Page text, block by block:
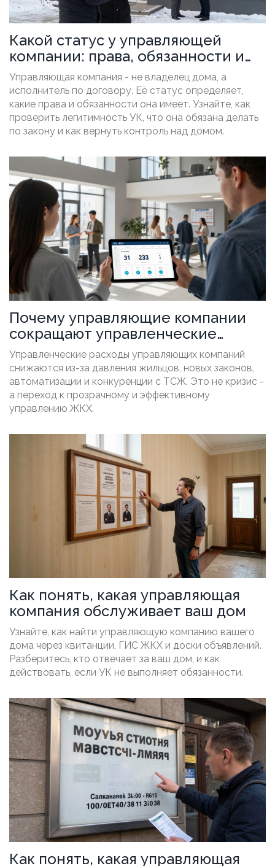
Какой статус у управляющей
компании: права, обязанности и
законодательная основа
Управляющая компания - не владелец дома, а
исполнитель по договору. Её статус определяет,
какие права и обязанности она имеет. Узнайте, как
проверить легитимность УК, что она обязана делать
по закону и как вернуть контроль над домом.
Почему управляющие компании
сокращают управленческие
расходы
Управленческие расходы управляющих компаний
снижаются из-за давления жильцов, новых законов,
автоматизации и конкуренции с ТСЖ. Это не кризис -
а переход к прозрачному и эффективному
управлению ЖКХ.
Как понять, какая управляющая
компания обслуживает ваш дом
Узнайте, как найти управляющую компанию вашего
дома через квитанции, ГИС ЖКХ и доски объявлений.
Разберитесь, кто отвечает за ваш дом, и как
действовать, если УК не выполняет обязанности.
Как понять, какая управляющая